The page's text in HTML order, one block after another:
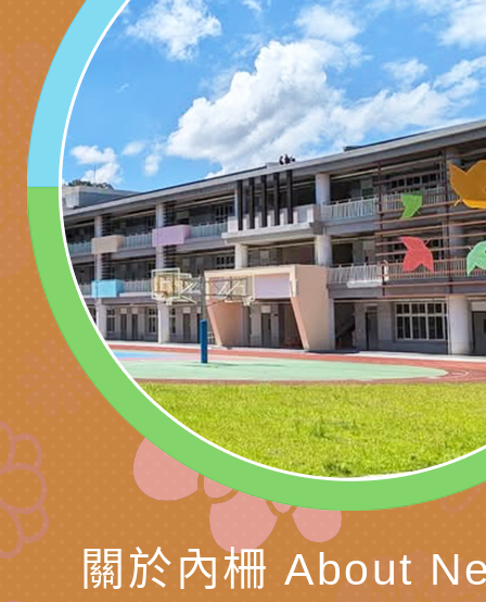
時光」海報
『原原』不絕－親子
會」
理「桃園市115年度
職員及家長特教知能
轉知中華民國全國家
會（以下簡稱全家協
115年國民小學學生
明會」
轉知台中市身心障礙
協會辦理「臺中市第
之光身心障礙繪畫徵
展」活動
檢送國立臺南大學辦
視覺障礙學生儀表及
學研習」實施計畫(
「區域職業試探與體
心」、「自造教育及
中心」及「國中小職
習營」等師生，參訪
「第56屆全國技能競
轉知本市辦理「115
者保齡球賽」
檢送桃園市政府LED
字稿及LCD託播影（
轉知衛生福利部社會
檢送該部國民健康
產期高風險孕產婦（
關懷計畫」說明1份
有關社團法人中華民
家長協會(以下稱該
「115年度『視界同
庭支持與分享系列講
檢送桃園市政府家庭
「小桃家3月課程資
檢送本府新聞處115
安全宣導標語播放表
檢送行政院新聞傳播
關於內柵 About